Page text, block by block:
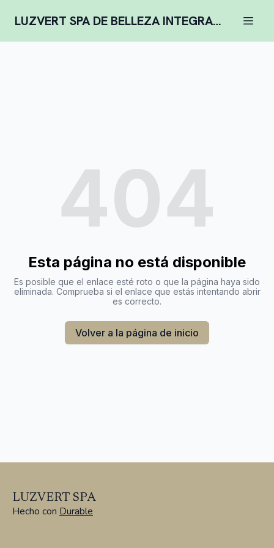
LUZVERT SPA DE BELLEZA INTEGRAL COMPLENTARIA
404
Esta página no está disponible
Es posible que el enlace esté roto o que la página haya sido
eliminada. Comprueba si el enlace que estás intentando abrir
es correcto.
Volver a la página de inicio
LUZVERT SPA
Hecho con Durable